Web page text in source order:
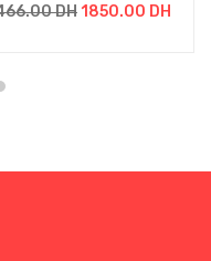
DH 1850.00 DH